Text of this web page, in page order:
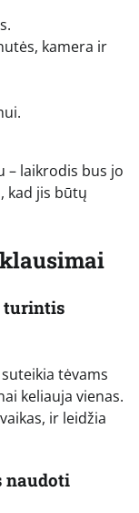
kamera ir
– laikrodis bus jo
kad jis būtų
turintis
tėvams
keliauja vienas.
ir leidžia
naudoti